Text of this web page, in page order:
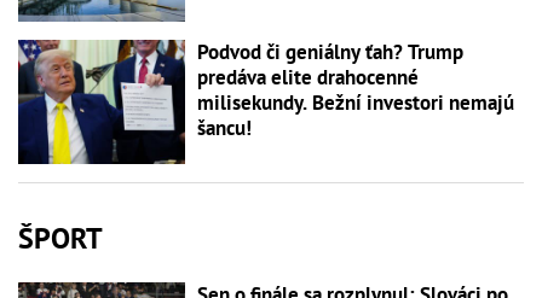
Podvod či geniálny ťah? Trump
predáva elite drahocenné
milisekundy. Bežní investori nemajú
šancu!
ŠPORT